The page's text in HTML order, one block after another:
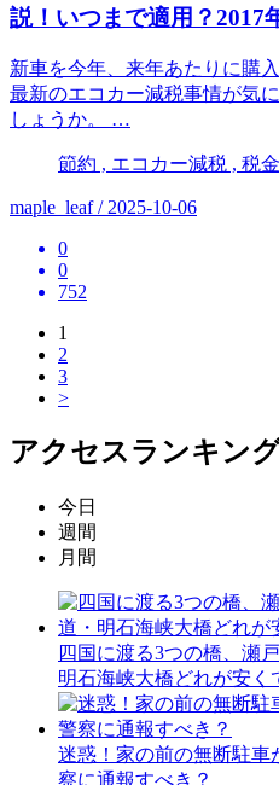
説！いつまで適用？2017
新車を今年、来年あたりに購
最新のエコカー減税事情が気
しょうか。 …
節約 , エコカー減税 , 税
maple_leaf / 2025-10-06
0
0
752
1
2
3
>
アクセスランキン
今日
週間
月間
四国に渡る3つの橋、瀬
明石海峡大橋どれが安く
迷惑！家の前の無断駐車
察に通報すべき？